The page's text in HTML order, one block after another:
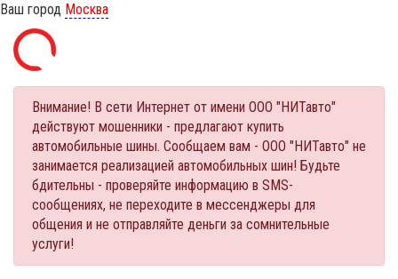
Ваш город Москва
Внимание! В сети Интернет от имени ООО "НИТавто"
действуют мошенники - предлагают купить
автомобильные шины. Сообщаем вам - ООО "НИТавто" не
занимается реализацией автомобильных шин! Будьте
бдительны - проверяйте информацию в SMS-
сообщениях, не переходите в мессенджеры для
общения и не отправляйте деньги за сомнительные
услуги!